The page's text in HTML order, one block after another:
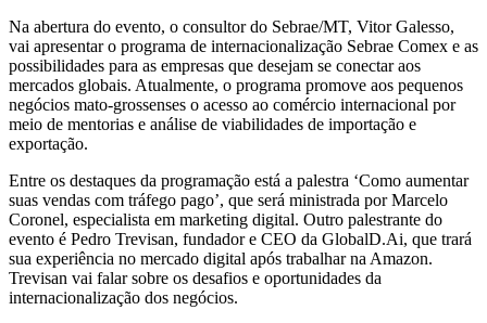
Na abertura do evento, o consultor do Sebrae/MT, Vitor Galesso,
vai apresentar o programa de internacionalização Sebrae Comex e as
possibilidades para as empresas que desejam se conectar aos
mercados globais. Atualmente, o programa promove aos pequenos
negócios mato-grossenses o acesso ao comércio internacional por
meio de mentorias e análise de viabilidades de importação e
exportação.
Entre os destaques da programação está a palestra ‘Como aumentar
suas vendas com tráfego pago’, que será ministrada por Marcelo
Coronel, especialista em marketing digital. Outro palestrante do
evento é Pedro Trevisan, fundador e CEO da GlobalD.Ai, que trará
sua experiência no mercado digital após trabalhar na Amazon.
Trevisan vai falar sobre os desafios e oportunidades da
internacionalização dos negócios.